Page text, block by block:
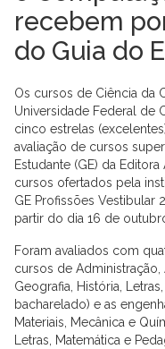
recebem
do Guia do
Os cursos de Ciência da
Universidade Federal de
cinco estrelas
avaliação de cursos
Estudante (GE) da
cursos ofertados pela
GE Profissões Vestibular
partir do dia 16 de
Foram avaliados com
cursos de Administração,
Geografia, História,
bacharelado) e as
Materiais, Mecânica e
Letras, Matemática e